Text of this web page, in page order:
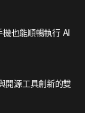
也能順暢執行 AI
開源工具創新的雙